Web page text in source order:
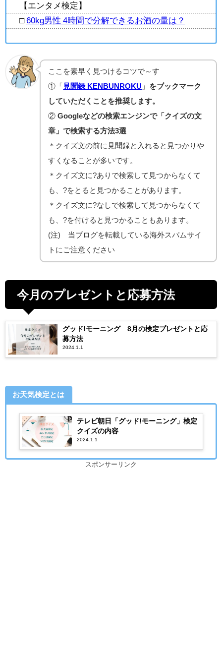
【エンタメ検定】
□60kg男性 4時間で分解できるお酒の量は？
ここを素早く見つけるコツで～す
①「 見聞録 KENBUNROKU 」をブックマーク
していただくことを推奨します。
②Googleなどの検索エンジンで「クイズの文
章」で検索する方法3選
＊クイズ文の前に見聞録と入れると見つかりや
すくなることが多いです。
＊クイズ文に?ありで検索して見つからなくて
も、?をとると見つかることがあります。
＊クイズ文に?なしで検索して見つからなくて
も、?を付けると見つかることもあります。
(注) 当ブログを転載している海外スパムサイ
トにご注意ください
今月のプレゼントと応募方法
グッド!モーニング 8月の検定プレゼントと応
募方法
2024.1.1
お天気検定とは
テレビ朝日「グッド!モーニング」検定
クイズの内容
2024.1.1
スポンサーリンク